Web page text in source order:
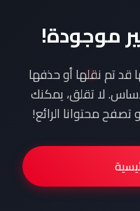
موجودة!
قد تم نقلها أو حذفها
لا تقلق، يمكنك
تصفح محتوانا الرائع!